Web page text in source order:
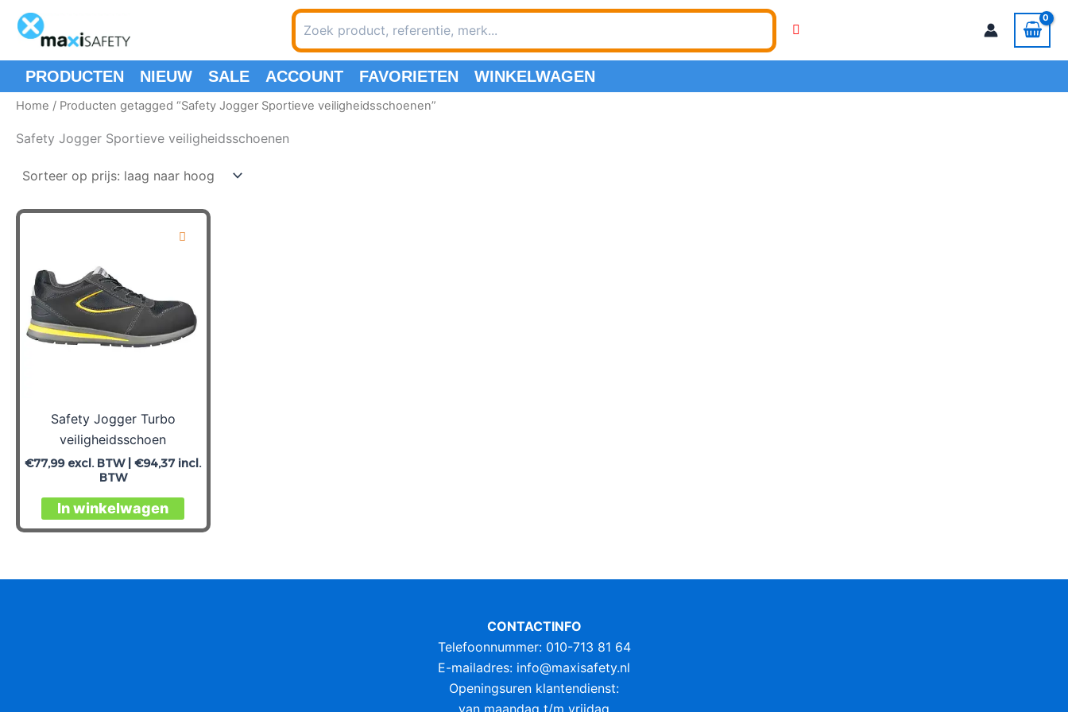
naar
inhoud
Zoeken
naar:
PRODUCTEN NIEUW SALE ACCOUNT FAVORIETEN WINKELWAGEN
Home / Producten getagged “Safety Jogger Sportieve veiligheidsschoenen”
Safety Jogger Sportieve veiligheidsschoenen
Safety Jogger Turbo
veiligheidsschoen
€77,99excl. BTW |€94,37 incl.
BTW
In winkelwagen
Dit
product
variaties.
CONTACTINFO
Telefoonnummer: 010-713 81 64
E-mailadres: info@maxisafety.nl
Openingsuren klantendienst:
van maandag t/m vrijdag